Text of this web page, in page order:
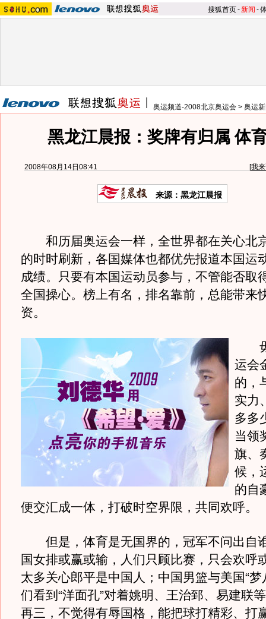
搜狐首页-新闻 -
奥运频道-2008北京奥运会 > 奥运
黑龙江晨报：奖牌有归属 体
2008年08月14日08:41 [我
来源：黑龙江晨报
和历届奥运会一样，全世界都在关心北
的时时刷新，各国媒体也都优先报道本国运
成绩。只要有本国运动员参与，不管能否取
全国操心。榜上有名，排名靠前，总能带来
资。
毋
运会
的，
实力
多多
当领
旗、
候，
的自
便交汇成一体，打破时空界限，共同欢呼。
但是，体育是无国界的，冠军不问出自
国女排或赢或输，人们只顾比赛，只会欢呼
太多关心郎平是中国人；中国男篮与美国“梦
们看到“洋面孔”对着姚明、王治郅、易建联
再三，不觉得有辱国格，能把球打精彩、打